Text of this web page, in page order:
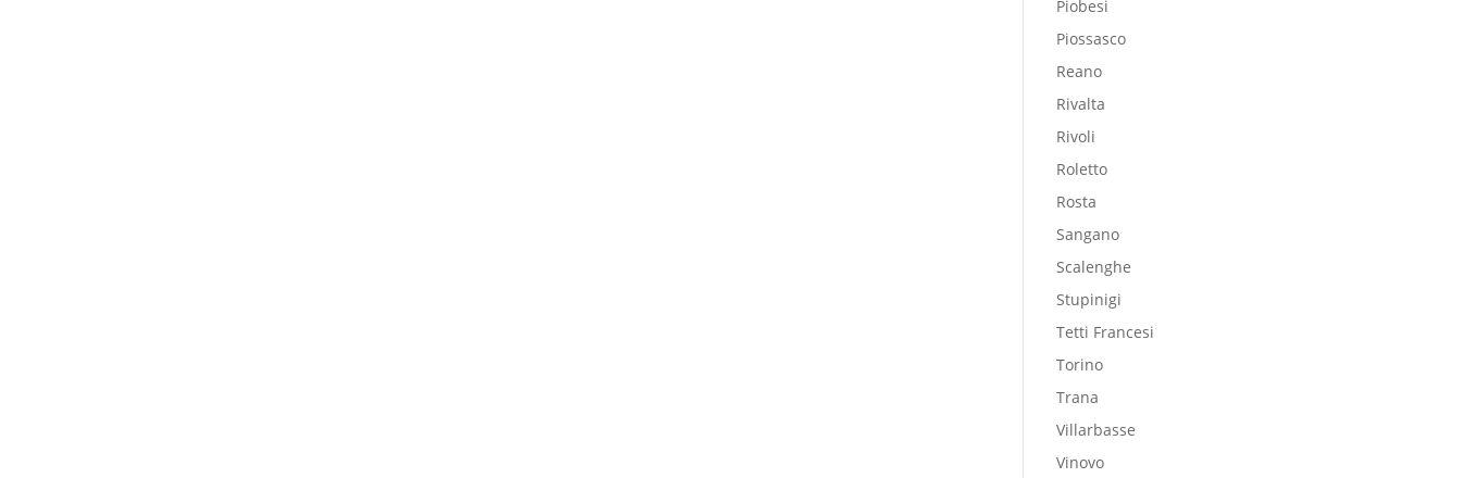
Piobesi
Piossasco
Reano
Rivalta
Rivoli
Roletto
Rosta
Sangano
Scalenghe
Stupinigi
Tetti Francesi
Torino
Trana
Villarbasse
Vinovo